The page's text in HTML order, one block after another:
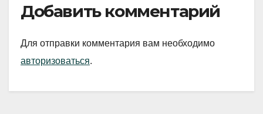
Добавить комментарий
Для отправки комментария вам необходимо
авторизоваться.